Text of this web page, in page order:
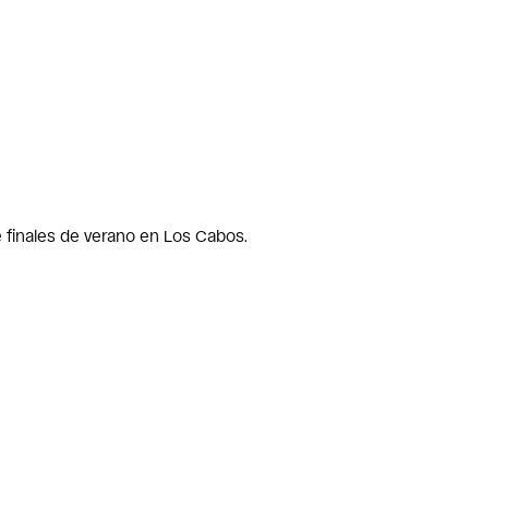
de verano en Los Cabos.